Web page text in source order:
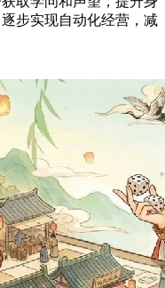
步实现自动化经营，减